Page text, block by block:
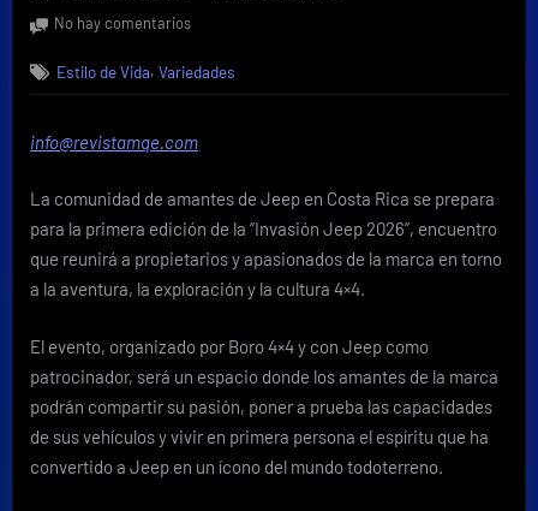
on
No hay comentariosen
Jeep
se
en
Rica
para
vivir
experiencia
Jeep
2026”
Estilo de Vida,Variedades
info@revistamqe.com
La comunidad de amantes de Jeep en Costa Rica se prepara
para la primera edición de la “Invasión Jeep 2026”, encuentro
que reunirá a propietarios y apasionados de la marca en torno
a la aventura, la exploración y la cultura 4×4.
El evento, organizado por Boro 4×4 y con Jeep como
patrocinador, será un espacio donde los amantes de la marca
podrán compartir su pasión, poner a prueba las capacidades
de sus vehículos y vivir en primera persona el espíritu que ha
convertido a Jeep en un ícono del mundo todoterreno.